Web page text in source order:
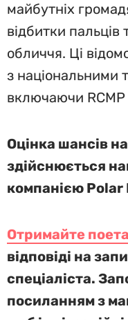
майбутніх
відбитки пальців
обличчя. Ці
з національними
включаючи RCMP
Оцінка шансів
здійснюється
компанією
Отримайте
відповіді на
спеціаліста.
посиланням з